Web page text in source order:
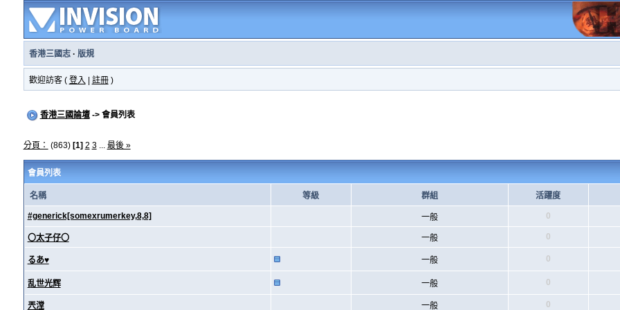
香港三國志· 版規
歡迎訪客 ( 登入 註冊)
香港三國論壇-> 會員列表
分頁： (863) [1] 2 3... 最後 »
會員列表
名稱 等級 群組 活躍度
#generick[somexrumerkey,8,8] 一般 0
〇太子仔〇 一般 0
るあ♥ 一般 0
乱世光辉 一般 0
兲漟 一般 0